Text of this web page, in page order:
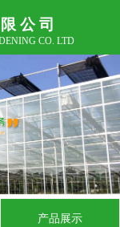
公 司
CO. LTD
产品展示